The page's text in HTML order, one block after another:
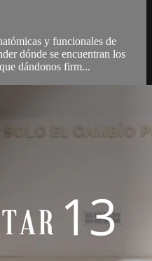
y funcionales de
dónde se encuentran los
dándonos firm...